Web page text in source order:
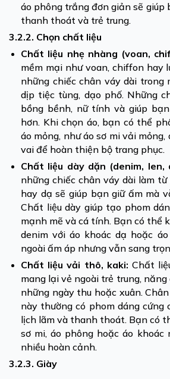
áo phông trắng đơn giản sẽ giúp
thanh thoát và trẻ trung.
3.2.2. Chọn chất liệu
Chất liệu nhẹ nhàng (voan,
mềm mại như voan, chiffon hay
những chiếc chân váy dài trong
dịp tiệc tùng, dạo phố. Những
bồng bềnh, nữ tính và giúp
hơn. Khi chọn áo, bạn có thể
áo mỏng, như áo sơ mi vải mỏng,
vai để hoàn thiện bộ trang phục.
Chất liệu dày dặn (denim,
những chiếc chân váy dài làm
hay dạ sẽ giúp bạn giữ ấm mà
Chất liệu dày giúp tạo phom
mạnh mẽ và cá tính. Bạn có thể
denim với áo khoác dạ hoặc
ngoài ấm áp nhưng vẫn sang
Chất liệu vải thô, kaki: Chất
mang lại vẻ ngoài trẻ trung,
những ngày thu hoặc xuân.
này thường có phom dáng cứng
lịch lãm và thanh thoát. Bạn có
sơ mi, áo phông hoặc áo khoác
nhiều hoàn cảnh.
3.2.3. Giày